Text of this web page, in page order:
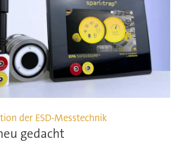
der ESD-Messtechnik
gedacht